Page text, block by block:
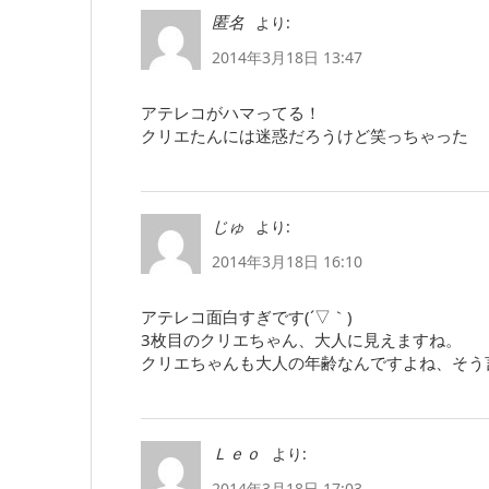
匿名
より:
2014年3月18日 13:47
アテレコがハマってる！
クリエたんには迷惑だろうけど笑っちゃった
じゅ
より:
2014年3月18日 16:10
アテレコ面白すぎです(´▽｀)
3枚目のクリエちゃん、大人に見えますね。
クリエちゃんも大人の年齢なんですよね、そ
Ｌｅｏ
より: